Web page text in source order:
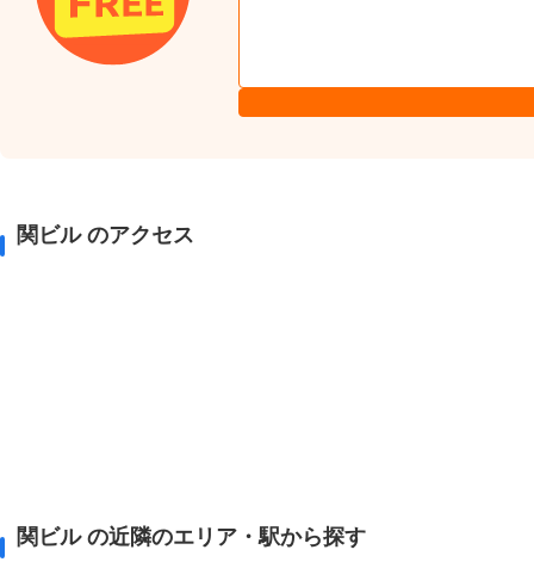
関ビル のアクセス
関ビル の近隣のエリア・駅から探す